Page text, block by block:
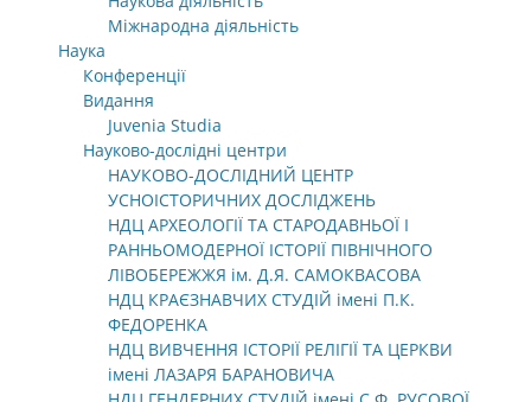
Міжнародна діяльність
Наука
Конференції
Видання
Juvenia Studia
Науково-дослідні центри
НАУКОВО-ДОСЛІДНИЙ ЦЕНТР
УСНОІСТОРИЧНИХ ДОСЛІДЖЕНЬ
НДЦ АРХЕОЛОГІЇ ТА СТАРОДАВНЬОЇ І
РАННЬОМОДЕРНОЇ ІСТОРІЇ ПІВНІЧНОГО
ЛІВОБЕРЕЖЖЯ ім. Д.Я. САМОКВАСОВА
НДЦ КРАЄЗНАВЧИХ СТУДІЙ імені П.К.
ФЕДОРЕНКА
НДЦ ВИВЧЕННЯ ІСТОРІЇ РЕЛІГІЇ ТА ЦЕРКВИ
імені ЛАЗАРЯ БАРАНОВИЧА